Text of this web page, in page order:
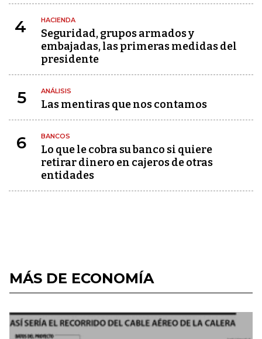
4 HACIENDA
Seguridad, grupos armados y
embajadas, las primeras medidas del
presidente
5 ANÁLISIS
Las mentiras que nos contamos
6 BANCOS
Lo que le cobra su banco si quiere
retirar dinero en cajeros de otras
entidades
MÁS DE ECONOMÍA